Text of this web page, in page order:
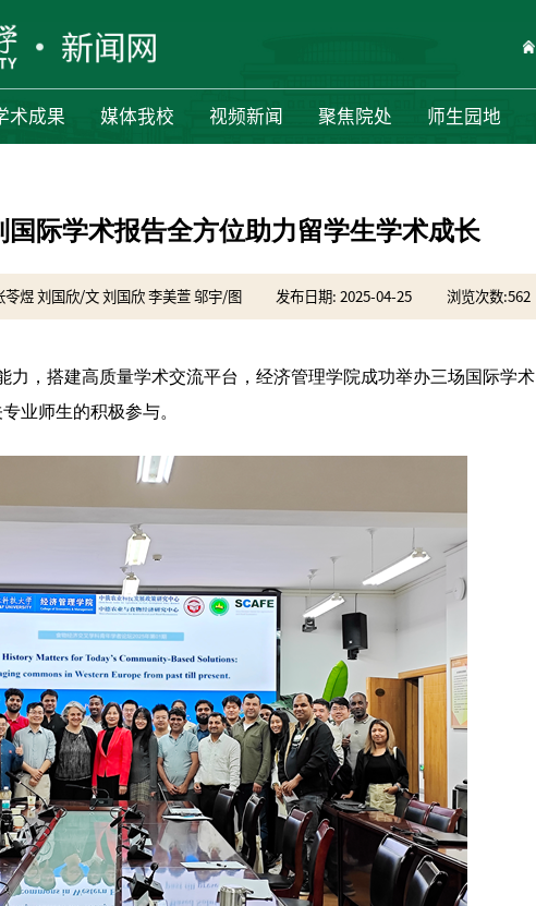
术成果 媒体我校 视频新闻 聚焦院处 师生园地
国际学术报告全方位助力留学生学术成长
苓煜 刘国欣/文 刘国欣 李美萱 邬宇/图 发布日期: 2025-04-25 浏览次数:562
力，搭建高质量学术交流平台，经济管理学院成功举办三场国际学术
业师生的积极参与。